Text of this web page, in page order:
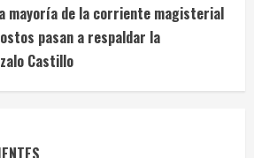
mayoría de la corriente magisterial
pasan a respaldar la
Castillo